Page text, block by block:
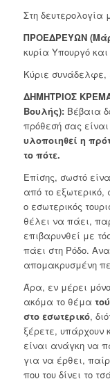
Στη
ΠΡΟΕΔΡΕΥΩΝ
κυρία Υπουργό και
Κύριε συνάδελφε,
ΔΗΜΗΤΡΙΟΣ
Βουλής): Βέβαια
πρόθεσή σας
υλοποιηθεί η
το πότε.
Επίσης, σωστό
από το
ο εσωτερικός
θέλει να πάει,
επιβαρυνθεί με
πάει στη Ρόδο.
απομακρυσμένη
Άρα, εν μέρει
ακόμα το θέμα
στο εσωτερικό,
ξέρετε, υπάρχουν
είναι ανάγκη να
για να έρθει,
που του δίνει το